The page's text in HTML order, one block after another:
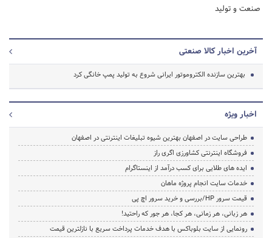
صنعت و تولید
آخرین اخبار کالا صنعتی
بهترین سازنده الکتروموتور ایرانی شروع به تولید پمپ خانگی کرد
اخبار ویژه
طراحی سایت در اصفهان بهترین شیوه تبلیغات اینترنتی در اصفهان
فروشگاه اینترنتی کشاورزی اگری راز
ایده های طلایی برای کسب درآمد از اینستاگرام
خدمات سایت انجام پروژه ماهان
قیمت سرور HP/بررسی و خرید سرور اچ پی
هر زبانی، هر زمانی، هر کجا، هر جور که راحتید!
رونمایی از سایت بلوباکس با هدف خدمات پرداخت سریع با نازلترین قیمت